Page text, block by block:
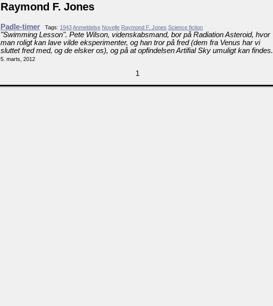
Raymond F. Jones
Padle-timer Tags: 1943Anmeldelse Novelle Raymond F. Jones Science fiction
"Swimming Lesson". Pete Wilson, videnskabsmand, bor på Radiation Asteroid, hvor
man roligt kan lave vilde eksperimenter, og han tror på fred (dem fra Venus har vi
sluttet fred med, og de elsker os), og på at opfindelsen Artifial Sky umuligt kan findes.
5. marts, 2012
1